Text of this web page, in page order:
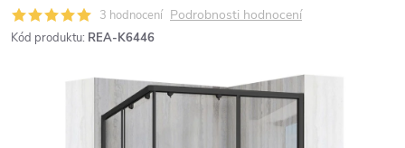
3 hodnocení Podrobnosti hodnocení
Kód produktu: REA-K6446